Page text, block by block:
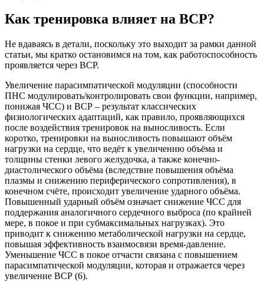
Как тренировка влияет на ВСР?
Не вдаваясь в детали, поскольку это выходит за рамки данной
статьи, мы кратко остановимся на том, как работоспособность
проявляется через ВСР.
Увеличение парасимпатической модуляции (способности
ПНС модулировать/контролировать свои функции, например,
понижая ЧСС) и ВСР – результат классических
физиологических адаптаций, как правило, проявляющихся
после воздействия тренировок на выносливость. Если
коротко, тренировки на выносливость повышают объём
нагрузки на сердце, что ведёт к увеличению объёма и
толщины стенки левого желудочка, а также конечно-
диастолического объёма (вследствие повышения объёма
плазмы и снижению периферического сопротивления), в
конечном счёте, происходит увеличение ударного объёма.
Повышенный ударный объём означает снижение ЧСС для
поддержания аналогичного сердечного выброса (по крайней
мере, в покое и при субмаксимальных нагрузках). Это
приводит к снижению метаболической нагрузки на сердце,
повышая эффективность взаимосвязи время-давление.
Уменьшение ЧСС в покое отчасти связана с повышением
парасимпатической модуляции, которая и отражается через
увеличение ВСР (6).